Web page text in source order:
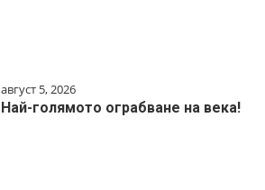
август 5, 2026
Най-голямото ограбване на века!